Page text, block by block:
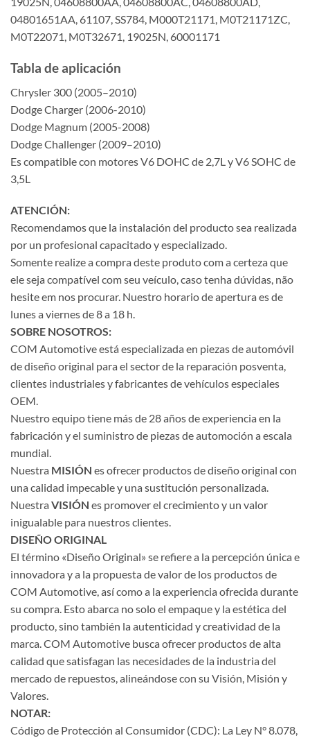
04801651AA, 61107, SS784, M000T21171, M0T21171ZC,
M0T22071, M0T32671, 19025N, 60001171
Tabla de aplicación
Chrysler 300 (2005–2010)
Dodge Charger (2006-2010)
Dodge Magnum (2005-2008)
Dodge Challenger (2009–2010)
Es compatible con motores V6 DOHC de 2,7L y V6 SOHC de
3,5L
ATENCIÓN:
Recomendamos que la instalación del producto sea realizada
por un profesional capacitado y especializado.
Somente realize a compra deste produto com a certeza que
ele seja compatível com seu veículo, caso tenha dúvidas, não
hesite em nos procurar. Nuestro horario de apertura es de
lunes a viernes de 8 a 18 h.
SOBRE NOSOTROS:
COM Automotive está especializada en piezas de automóvil
de diseño original para el sector de la reparación posventa,
clientes industriales y fabricantes de vehículos especiales
OEM.
Nuestro equipo tiene más de 28 años de experiencia en la
fabricación y el suministro de piezas de automoción a escala
mundial.
Nuestra MISIÓN es ofrecer productos de diseño original con
una calidad impecable y una sustitución personalizada.
Nuestra VISIÓN es promover el crecimiento y un valor
inigualable para nuestros clientes.
DISEÑO ORIGINAL
El término «Diseño Original» se refiere a la percepción única e
innovadora y a la propuesta de valor de los productos de
COM Automotive, así como a la experiencia ofrecida durante
su compra. Esto abarca no solo el empaque y la estética del
producto, sino también la autenticidad y creatividad de la
marca. COM Automotive busca ofrecer productos de alta
calidad que satisfagan las necesidades de la industria del
mercado de repuestos, alineándose con su Visión, Misión y
Valores.
NOTAR:
Código de Protección al Consumidor (CDC): La Ley N° 8.078,